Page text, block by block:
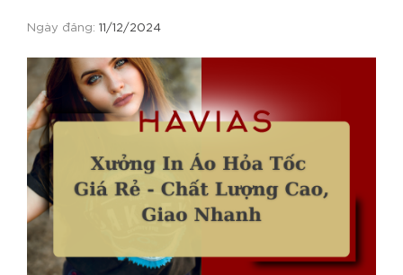
Ngày đăng: 11/12/2024